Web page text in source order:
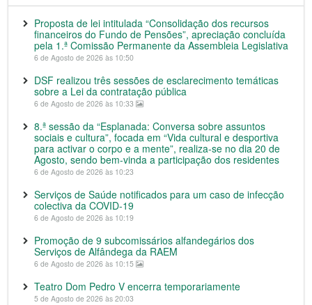
Proposta de lei intitulada “Consolidação dos recursos
financeiros do Fundo de Pensões”, apreciação concluída
pela 1.ª Comissão Permanente da Assembleia Legislativa
6 de Agosto de 2026 às 10:50
DSF realizou três sessões de esclarecimento temáticas
sobre a Lei da contratação pública
6 de Agosto de 2026 às 10:33
8.ª sessão da “Esplanada: Conversa sobre assuntos
sociais e cultura”, focada em “Vida cultural e desportiva
para activar o corpo e a mente”, realiza-se no dia 20 de
Agosto, sendo bem-vinda a participação dos residentes
6 de Agosto de 2026 às 10:23
Serviços de Saúde notificados para um caso de infecção
colectiva da COVID-19
6 de Agosto de 2026 às 10:19
Promoção de 9 subcomissários alfandegários dos
Serviços de Alfândega da RAEM
6 de Agosto de 2026 às 10:15
Teatro Dom Pedro V encerra temporariamente
5 de Agosto de 2026 às 20:03